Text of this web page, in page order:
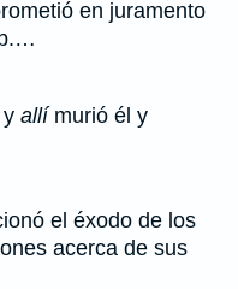
en juramento
allímurió él y
el éxodo de los
acerca de sus